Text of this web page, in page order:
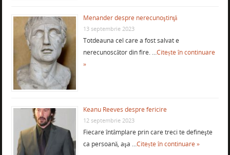
Menander despre nerecunoştinţă
13 septembrie 2023
Totdeauna cel care a fost salvat e
nerecunoscător din fire. …Citește în continuare
»
Keanu Reeves despre fericire
12 septembrie 2023
Fiecare întâmplare prin care treci te defineşte
ca persoană, aşa …Citește în continuare »